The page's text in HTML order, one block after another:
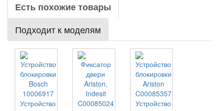
Есть похожие товары
Подходит к моделям
Устройство
Устройство